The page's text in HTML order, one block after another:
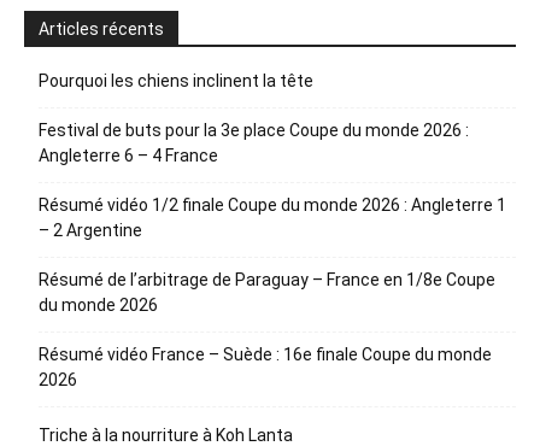
Articles récents
Pourquoi les chiens inclinent la tête
Festival de buts pour la 3e place Coupe du monde 2026 :
Angleterre 6 – 4 France
Résumé vidéo 1/2 finale Coupe du monde 2026 : Angleterre 1
– 2 Argentine
Résumé de l’arbitrage de Paraguay – France en 1/8e Coupe
du monde 2026
Résumé vidéo France – Suède : 16e finale Coupe du monde
2026
Triche à la nourriture à Koh Lanta